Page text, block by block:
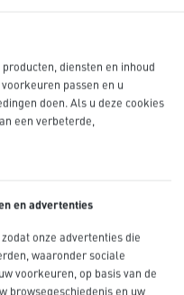
diensten en inhoud
passen en u
doen. Als u deze cookies
een verbeterde,
en advertenties
onze advertenties die
waaronder sociale
voorkeuren, op basis van de
browsegeschiedenis en uw